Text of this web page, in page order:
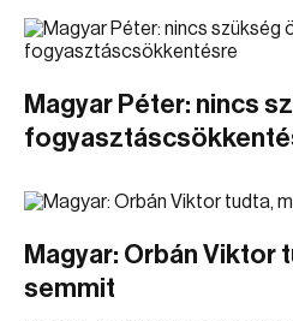
Magyar Péter: nincs
Magyar: Orbán Viktor
semmit